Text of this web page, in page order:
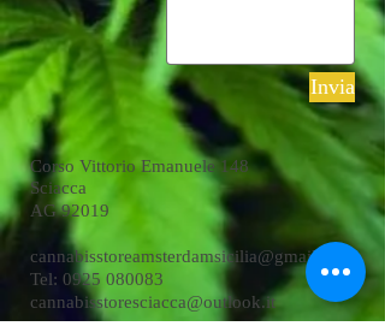
Invia
Corso Vittorio Emanuele 148
Sciacca
AG 92019
cannabisstoreamsterdamsicilia@gmail.com
Tel: 0925 080083
cannabisstoresciacca@outlook.it